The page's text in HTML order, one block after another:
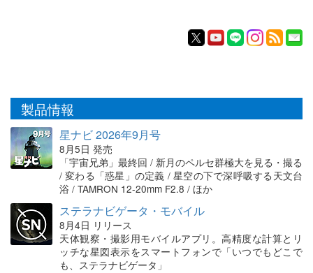
製品情報
星ナビ 2026年9月号
8月5日 発売
「宇宙兄弟」最終回 / 新月のペルセ群極大を見る・撮る
/ 変わる「惑星」の定義 / 星空の下で深呼吸する天文台
浴 / TAMRON 12-20mm F2.8 / ほか
ステラナビゲータ・モバイル
8月4日 リリース
天体観察・撮影用モバイルアプリ。高精度な計算とリ
ッチな星図表示をスマートフォンで「いつでもどこで
も、ステラナビゲータ」